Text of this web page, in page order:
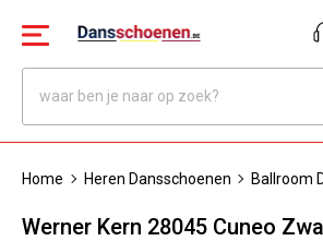
Home Heren Dansschoenen Ballroom
Werner Kern 28045 Cuneo